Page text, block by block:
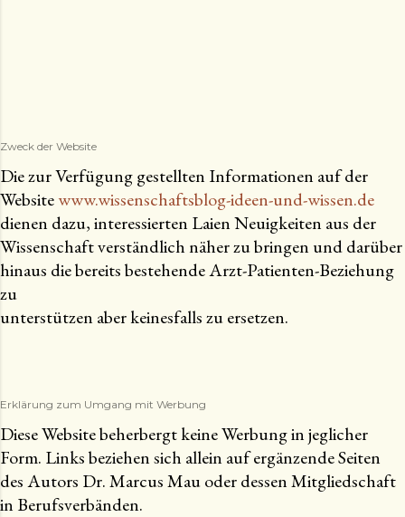
Zweck der Website
Die zur Verfügung gestellten Informationen auf der
Websitewww.wissenschaftsblog-ideen-und-wissen.de
dienen dazu, interessierten Laien Neuigkeiten aus der
Wissenschaft verständlich näher zu bringen und darüber
hinaus die bereits bestehende Arzt-Patienten-Beziehung
zu
unterstützen aber keinesfalls zu ersetzen.
Erklärung zum Umgang mit Werbung
Diese Website beherbergt keine Werbung in jeglicher
Form. Links beziehen sich allein auf ergänzende Seiten
des Autors Dr. Marcus Mau oder dessen Mitgliedschaft
in Berufsverbänden.